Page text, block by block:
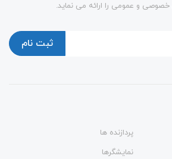
و عمومی را ارائه می نماید.
ثبت نام
پردازنده ها
نمایشگرها